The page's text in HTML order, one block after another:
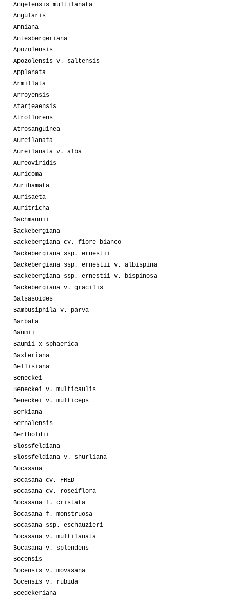
Angelensis multilanata
Angularis
Anniana
Antesbergeriana
Apozolensis
Apozolensis v. saltensis
Applanata
Armillata
Arroyensis
Atarjeaensis
Atroflorens
Atrosanguinea
Aureilanata
Aureilanata v. alba
Aureoviridis
Auricoma
Aurihamata
Aurisaeta
Auritricha
Bachmannii
Backebergiana
Backebergiana cv. fiore bianco
Backebergiana ssp. ernestii
Backebergiana ssp. ernestii v. albispina
Backebergiana ssp. ernestii v. bispinosa
Backebergiana v. gracilis
Balsasoides
Bambusiphila v. parva
Barbata
Baumii
Baumii x sphaerica
Baxteriana
Bellisiana
Beneckei
Beneckei v. multicaulis
Beneckei v. multiceps
Berkiana
Bernalensis
Bertholdii
Blossfeldiana
Blossfeldiana v. shurliana
Bocasana
Bocasana cv. FRED
Bocasana cv. roseiflora
Bocasana f. cristata
Bocasana f. monstruosa
Bocasana ssp. eschauzieri
Bocasana v. multilanata
Bocasana v. splendens
Bocensis
Bocensis v. movasana
Bocensis v. rubida
Boedekeriana